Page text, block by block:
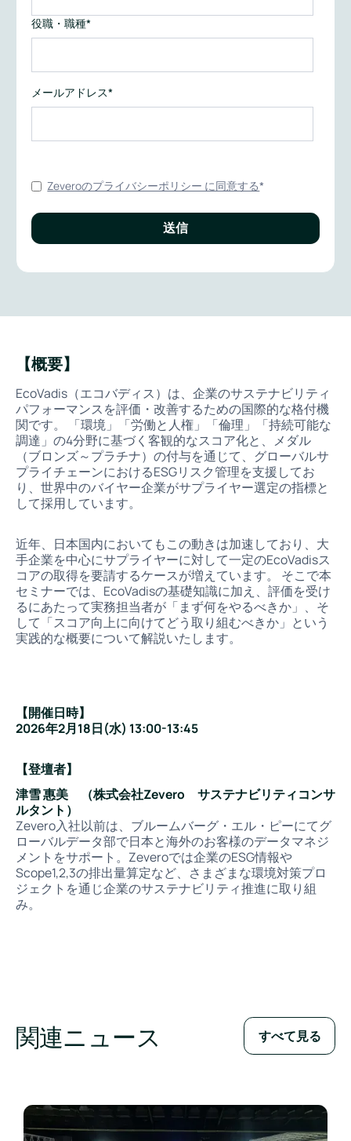
役職・職種*
メールアドレス*
Zeveroのプライバシーポリシー に同意する*
【概要】
EcoVadis（エコバディス）は、企業のサステナビリティ
パフォーマンスを評価・改善するための国際的な格付機
関です。 「環境」「労働と人権」「倫理」「持続可能な
調達」の4分野に基づく客観的なスコア化と、メダル
（ブロンズ～プラチナ）の付与を通じて、グローバルサ
プライチェーンにおけるESGリスク管理を支援してお
り、世界中のバイヤー企業がサプライヤー選定の指標と
して採用しています。
近年、日本国内においてもこの動きは加速しており、大
手企業を中心にサプライヤーに対して一定のEcoVadisス
コアの取得を要請するケースが増えています。 そこで本
セミナーでは、EcoVadisの基礎知識に加え、評価を受け
るにあたって実務担当者が「まず何をやるべきか」、そ
して「スコア向上に向けてどう取り組むべきか」という
実践的な概要について解説いたします。
【開催日時】
2026年2月18日(水) 13:00-13:45
【登壇者】
津雪 惠美 （株式会社Zevero サステナビリティコンサ
ルタント）
Zevero入社以前は、ブルームバーグ・エル・ピーにてグ
ローバルデータ部で日本と海外のお客様のデータマネジ
メントをサポート。Zeveroでは企業のESG情報や
Scope1,2,3の排出量算定など、さまざまな環境対策プロ
ジェクトを通じ企業のサステナビリティ推進に取り組
み。
関連ニュース すべて見る